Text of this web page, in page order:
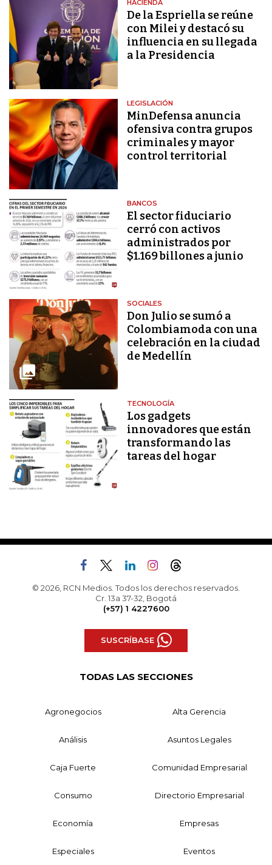
HACIENDA
De la Espriella se reúne
con Milei y destacó su
influencia en su llegada
a la Presidencia
LEGISLACIÓN
MinDefensa anuncia
ofensiva contra grupos
criminales y mayor
control territorial
BANCOS
El sector fiduciario
cerró con activos
administrados por
$1.169 billones a junio
SOCIALES
Don Julio se sumó a
Colombiamoda con una
celebración en la ciudad
de Medellín
TECNOLOGÍA
Los gadgets
innovadores que están
transformando las
tareas del hogar
© 2026, RCN Medios. Todos los derechos reservados.
Cr. 13a 37-32, Bogotá
(+57) 1 4227600
SUSCRÍBASE
TODAS LAS SECCIONES
Agronegocios Alta Gerencia
Análisis Asuntos Legales
Caja Fuerte Comunidad Empresarial
Consumo Directorio Empresarial
Economía Empresas
Especiales Eventos